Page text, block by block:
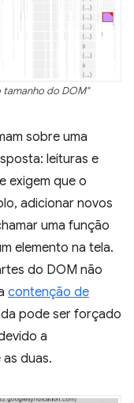
do DOM"
sobre uma
leituras e
exigem que o
adicionar novos
uma função
elemento na tela.
do DOM não
contenção de
pode ser forçado
a
duas.